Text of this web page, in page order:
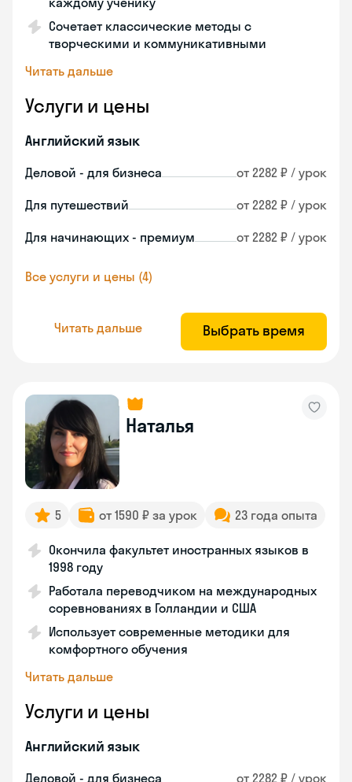
Сочетает классические методы с
творческими и коммуникативными
Читать дальше
Услуги и цены
Английский язык
Деловой - для бизнеса от 2282 ₽ / урок
Для путешествий от 2282 ₽ / урок
Для начинающих - премиум от 2282 ₽ / урок
Все услуги и цены (4)
Читать дальше Выбрать время
Наталья
5 от 1590 ₽ за урок 23 года опыта
Окончила факультет иностранных языков в
1998 году
Работала переводчиком на международных
соревнованиях в Голландии и США
Использует современные методики для
комфортного обучения
Читать дальше
Услуги и цены
Английский язык
Деловой - для бизнеса от 2282 ₽ / урок